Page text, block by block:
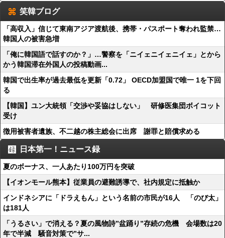
笑韓ブログ
「高収入」信じて東南アジア渡航後、携帯・パスポート奪われ監禁…
韓国人の被害急増
「俺に韓国語で話すのか？」…警察を「ニイェニイェニイェ」とから
かう韓国滞在外国人の投稿動画...
韓国で出生率が過去最低を更新「0.72」 OECD加盟国で唯一 1を下回
る
【韓国】ユン大統領「交渉や妥協はしない」 研修医集団ボイコット
受け
徴用被害者遺族、不二越の株主総会に出席 謝罪と賠償求める
日本第一！ニュース録
夏のボーナス、一人あたり100万円を突破
【イオンモール熊本】従業員の避難誘導で、社内規定に抵触か
インドネシアに「ドラえもん」という名前の市民が16人 「のび太」
は181人
「うるさい」で消える？夏の風物詩”盆踊り”存続の危機 会場数は20
年で半減 騒音対策で”サ...